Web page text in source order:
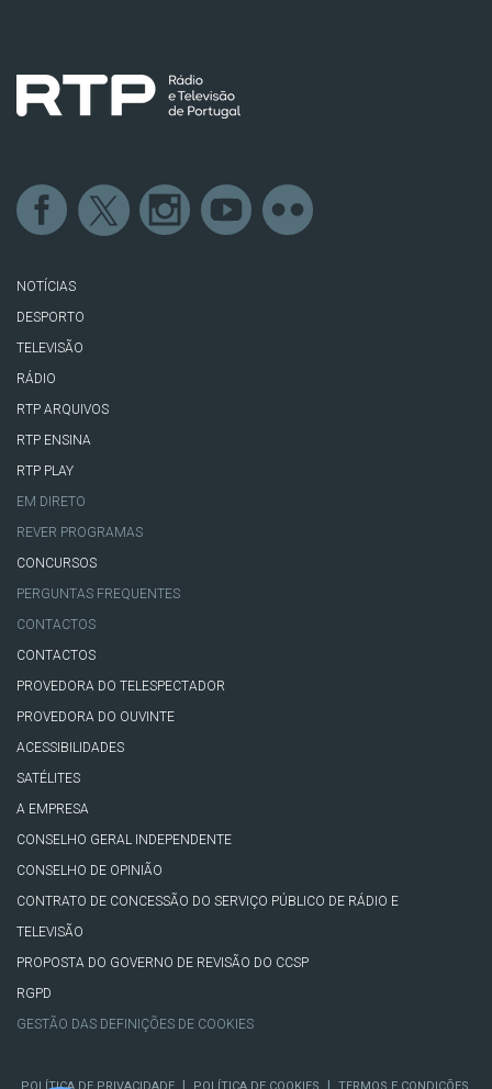
NOTÍCIAS
DESPORTO
TELEVISÃO
RÁDIO
RTP ARQUIVOS
RTP ENSINA
RTP PLAY
EM DIRETO
REVER PROGRAMAS
CONCURSOS
PERGUNTAS FREQUENTES
CONTACTOS
CONTACTOS
PROVEDORA DO TELESPECTADOR
PROVEDORA DO OUVINTE
ACESSIBILIDADES
SATÉLITES
A EMPRESA
CONSELHO GERAL INDEPENDENTE
CONSELHO DE OPINIÃO
CONTRATO DE CONCESSÃO DO SERVIÇO PÚBLICO DE RÁDIO E
TELEVISÃO
PROPOSTA DO GOVERNO DE REVISÃO DO CCSP
RGPD
GESTÃO DAS DEFINIÇÕES DE COOKIES
POLÍTICA DE PRIVACIDADE | POLÍTICA DE COOKIES | TERMOS E CONDIÇÕES